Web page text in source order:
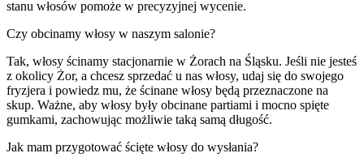
stanu włosów pomoże w precyzyjnej wycenie.
Czy obcinamy włosy w naszym salonie?
Tak, włosy ścinamy stacjonarnie w Żorach na Śląsku. Jeśli nie jesteś
z okolicy Żor, a chcesz sprzedać u nas włosy, udaj się do swojego
fryzjera i powiedz mu, że ścinane włosy będą przeznaczone na
skup. Ważne, aby włosy były obcinane partiami i mocno spięte
gumkami, zachowując możliwie taką samą długość.
Jak mam przygotować ścięte włosy do wysłania?